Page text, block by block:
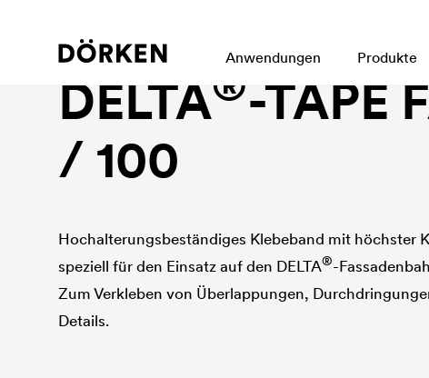
Anwendungen Produkte
Klebeprogramm
DELTA®-TAPE
/ 100
Hochalterungsbeständiges Klebeband mit höchster
speziell für den Einsatz auf den DELTA®-
Zum Verkleben von Überlappungen,
Details.